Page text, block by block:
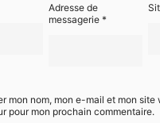
Adresse de
messagerie*
mon nom, mon e-mail et mon site
pour mon prochain commentaire.